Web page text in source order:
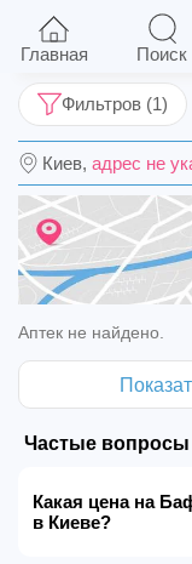
Бафазол
Киев, адрес не
Фильтров (1)
Аптек не найдено.
Частые вопросы
Какая цена на
в Киеве?
Главная Поиск